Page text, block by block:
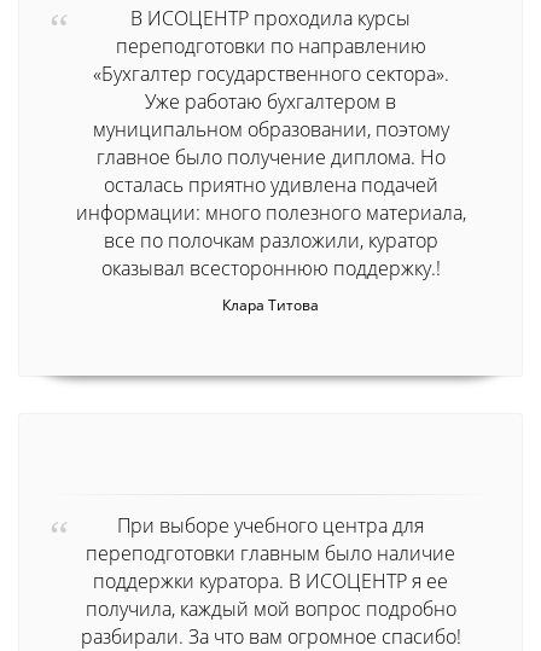
В ИСОЦЕНТР проходила курсы
переподготовки по направлению
«Бухгалтер государственного сектора».
Уже работаю бухгалтером в
муниципальном образовании, поэтому
главное было получение диплома. Но
осталась приятно удивлена подачей
информации: много полезного материала,
все по полочкам разложили, куратор
оказывал всестороннюю поддержку.!
Клара Титова
При выборе учебного центра для
переподготовки главным было наличие
поддержки куратора. В ИСОЦЕНТР я ее
получила, каждый мой вопрос подробно
разбирали. За что вам огромное спасибо!